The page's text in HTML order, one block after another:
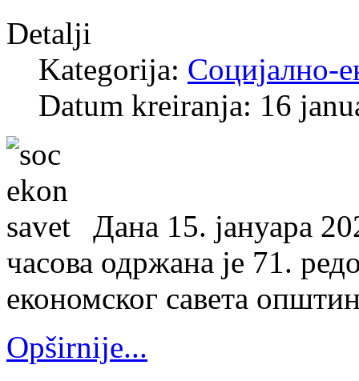
Detalji
Kategorija: Социјално-
Datum kreiranja: 16
Дана 15. јануара
часова одржана је 71.
економског савета
Opširnije...